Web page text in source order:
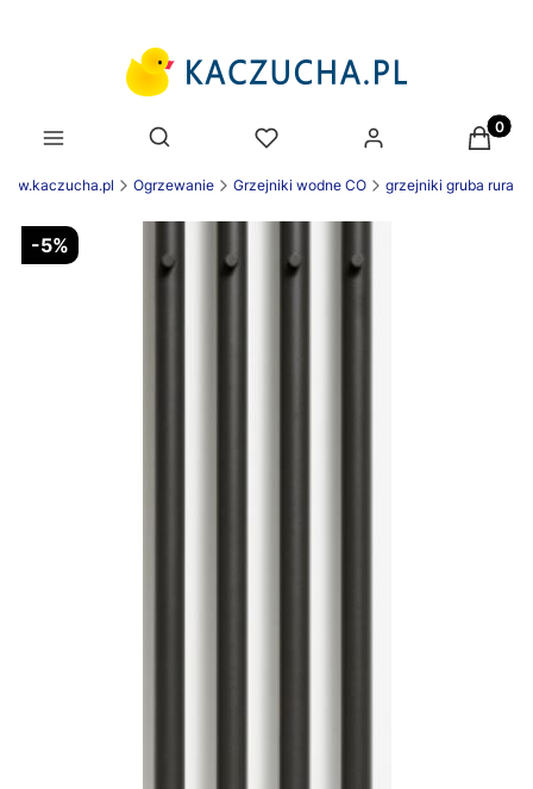
Otwórz wyszukiwarkę
Ogrzewanie Grzejniki wodne CO grzejniki gruba rura
-5%